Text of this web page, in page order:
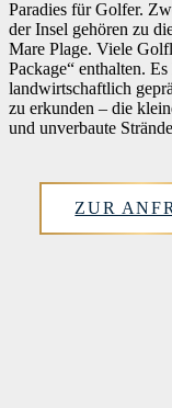
Paradies für Golfer.
der Insel gehören zu
Mare Plage. Viele
Package“ enthalten.
landwirtschaftlich
zu erkunden – die
und unverbaute
ZUR